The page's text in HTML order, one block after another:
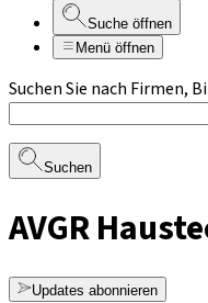
Suche öffnen
Menü öffnen
Suchen Sie nach Firmen,
Suchen
AVGR
Updates abonnieren